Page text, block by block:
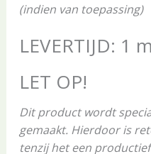
(indien van toepassing)
LEVERTIJD: 1
LET OP!
Dit product wordt
gemaakt. Hierdoor is
tenzij het een